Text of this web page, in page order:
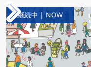
継続中 | NOW